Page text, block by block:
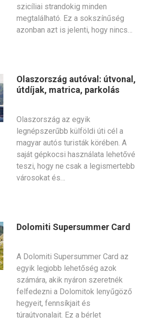
szicíliai strandokig minden
megtalálható. Ez a sokszínűség
azonban azt is jelenti, hogy nincs…
Olaszország autóval: útvonal,
útdíjak, matrica, parkolás
Olaszország az egyik
legnépszerűbb külföldi úti cél a
magyar autós turisták körében. A
saját gépkocsi használata lehetővé
teszi, hogy ne csak a legismertebb
városokat és…
Dolomiti Supersummer Card
A Dolomiti Supersummer Card az
egyik legjobb lehetőség azok
számára, akik nyáron szeretnék
felfedezni a Dolomitok lenyűgöző
hegyeit, fennsíkjait és
túraútvonalait. Ez a bérlet